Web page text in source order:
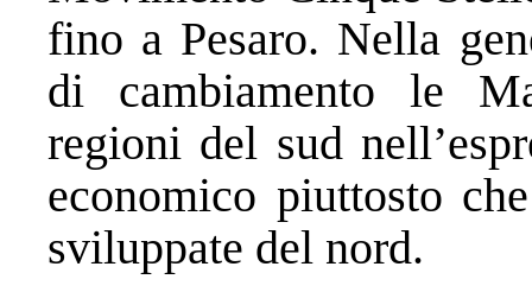
fino a Pesaro. Nella
di cambiamento le
regioni del sud
economico piuttosto
sviluppate del nord.